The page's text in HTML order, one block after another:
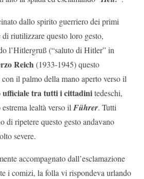
dallo spirito guerriero dei primi
riutilizzare questo loro gesto,
l’Hitlergruß (“saluto di Hitler” in
Reich(1933-1945) questo
il palmo della mano aperto verso il
ufficiale tra tutti i cittadinitedeschi,
lealtà verso il Führer. Tutti
di ripetere questo gesto andavano
severe.
accompagnato dall’esclamazione
i comizi, la folla vi rispondeva urlando